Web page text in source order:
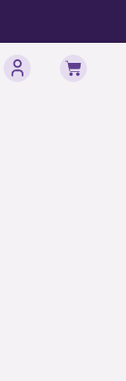
Panier